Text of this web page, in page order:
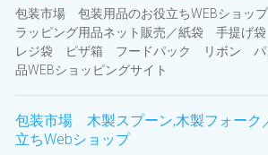
包装市場 包装用品のお役立ちWEBショッ
ラッピング用品ネット販売／紙袋 手提
レジ袋 ピザ箱 フードパック リボン パ
品WEBショッピングサイト
包装市場 木製スプーン,木製フォーク
立ちWebショップ